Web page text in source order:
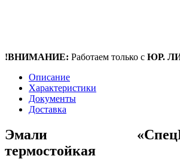
!ВНИМАНИЕ: Работаем только с ЮР.
Описание
Характеристики
Документы
Доставка
Эмали
термостойкая